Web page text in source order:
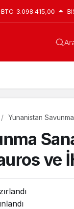
BTC 3.098.415,00
Yunanistan
ve